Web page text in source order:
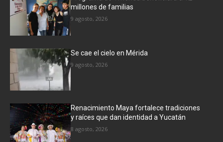
millones de familias
9 agosto, 2026
Se cae el cielo en Mérida
9 agosto, 2026
Renacimiento Maya fortalece tradiciones
y raíces que dan identidad a Yucatán
8 agosto, 2026